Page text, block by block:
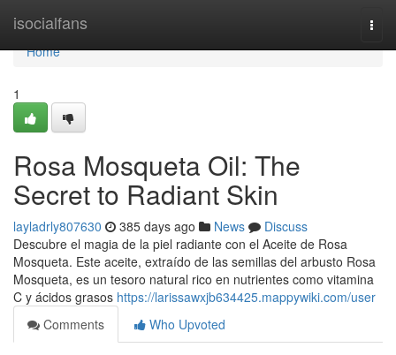
isocialfans
Home
Home
1
Rosa Mosqueta Oil: The
Secret to Radiant Skin
layladrly807630 385 days ago News
Discuss
Descubre el magia de la piel radiante con el Aceite de Rosa
Mosqueta. Este aceite, extraído de las semillas del arbusto Rosa
Mosqueta, es un tesoro natural rico en nutrientes como vitamina
C y ácidos grasos https://larissawxjb634425.mappywiki.com/user
Comments
Who Upvoted